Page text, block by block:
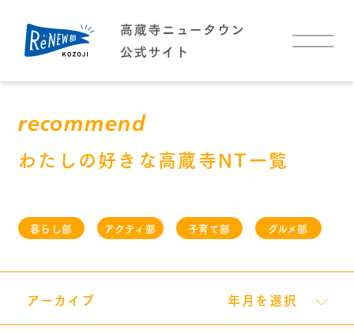
TOP
お知らせ
高蔵寺NTについて
わたしの好きな高蔵寺NT
recommend
わたしの好きな高蔵寺NT一覧
暮らし部 アクティ部 子育て部 グルメ部
アーカイブ 年月を選択